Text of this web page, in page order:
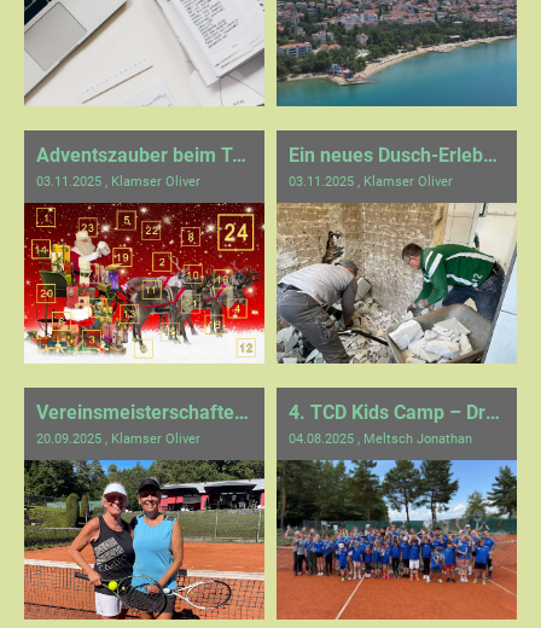
Adventszauber beim Tennisverein
03.11.2025 , Klamser Oliver
Ein neues Dusch-Erlebnis in Sicht
03.11.2025 , Klamser Oliver
Vereinsmeisterschaften 2025
20.09.2025 , Klamser Oliver
4. TCD Kids Camp – Drei Tage voller Tennis, Teamgeist und ganz viel Spaß
04.08.2025 , Meltsch Jonathan